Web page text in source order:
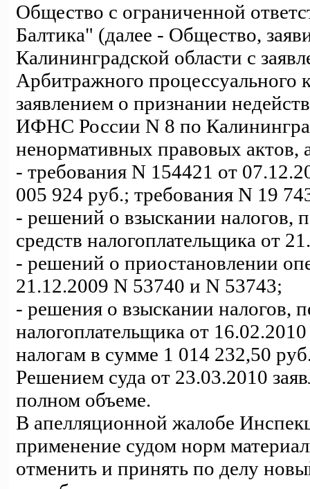
Общество с ограниченной
Балтика" (далее - Общество,
Калининградской области с
Арбитражного процессуального
заявлением о признании
ИФНС России N 8 по
ненормативных правовых актов,
- требования N 154421 от
005 924 руб.; требования N 19
- решений о взыскании налогов,
средств налогоплательщика от
- решений о приостановлении
21.12.2009 N 53740 и N 53743;
- решения о взыскании налогов,
налогоплательщика от
налогам в сумме 1 014 232,50
Решением суда от 23.03.2010
полном объеме.
В апелляционной жалобе
применение судом норм
отменить и принять по делу